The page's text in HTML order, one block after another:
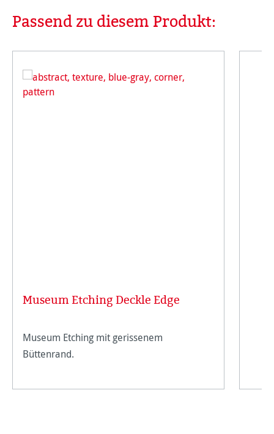
Produktgalerie überspringen
Passend zu diesem Produkt:
Museum Etching Deckle Edge
Museum Etching mit gerissenem
Büttenrand.